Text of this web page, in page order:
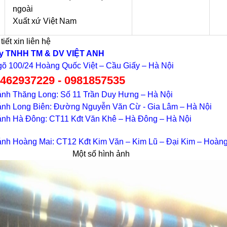
ngoài
Xuất xứ Việt Nam
xin liên hệ
TNHH TM & DV VIỆT ANH
100/24 Hoàng Quốc Việt – Cầu Giấy – Hà Nội
- 0981857535
Thăng Long: Số 11 Trần Duy Hưng – Hà Nội
Long Biên: Đường Nguyễn Văn Cừ - Gia Lâm – Hà Nội
Hà Đông: CT11 Kđt Văn Khê – Hà Đông – Hà Nội
Hoàng Mai: CT12 Kđt Kim Văn – Kim Lũ – Đại Kim –
số hình ảnh